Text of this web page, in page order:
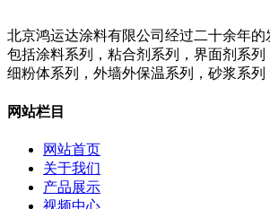
北京鸿运达涂料有限公司经过二十余年
包括涂料系列，粘合剂系列，界面剂系列
细粉体系列，外墙外保温系列，砂浆系列
网站栏目
网站首页
关于我们
产品展示
视频中心